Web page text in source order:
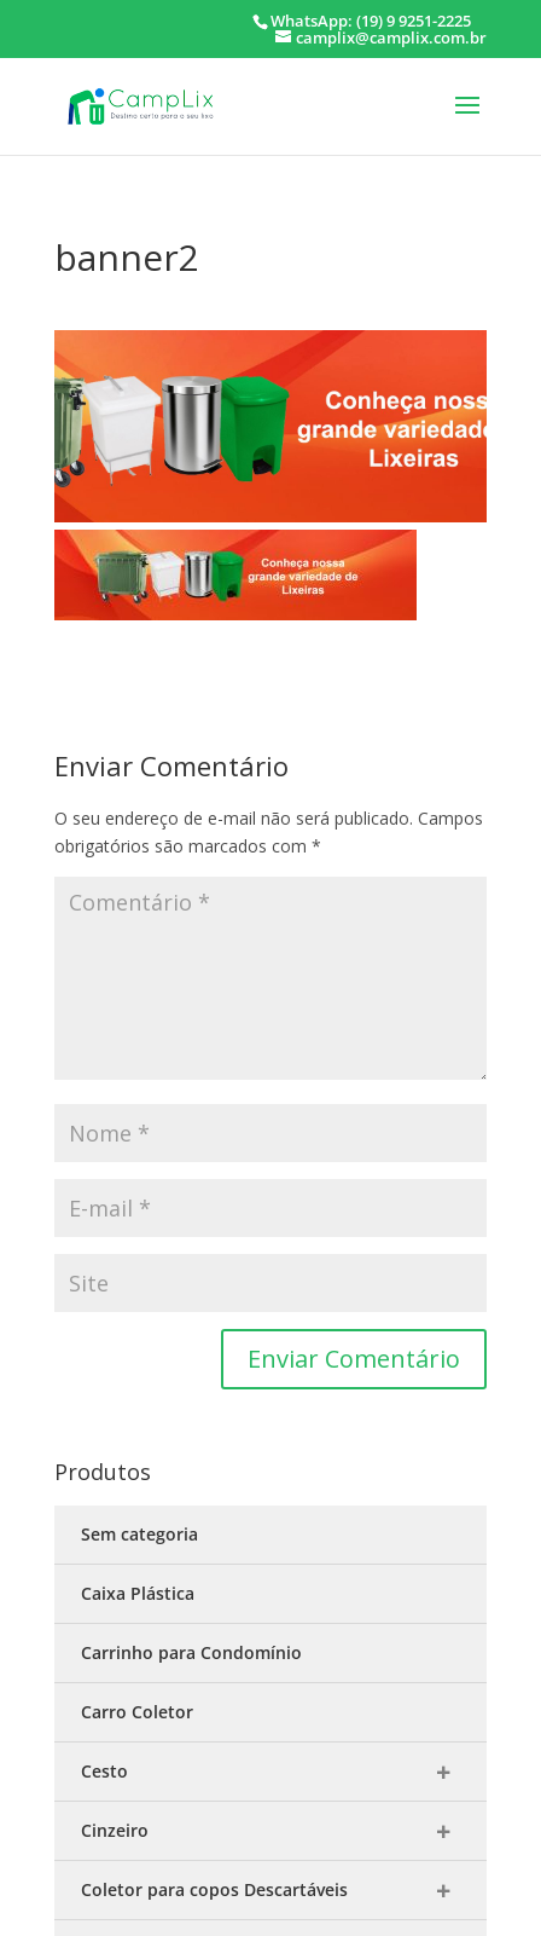
WhatsApp: (19) 9 9251-2225
camplix@camplix.com.br
banner2
Enviar Comentário
O seu endereço de e-mail não será publicado. Campos
obrigatórios são marcados com *
Produtos
Sem categoria
Caixa Plástica
Carrinho para Condomínio
Carro Coletor
Cesto
Cinzeiro
Coletor para copos Descartáveis